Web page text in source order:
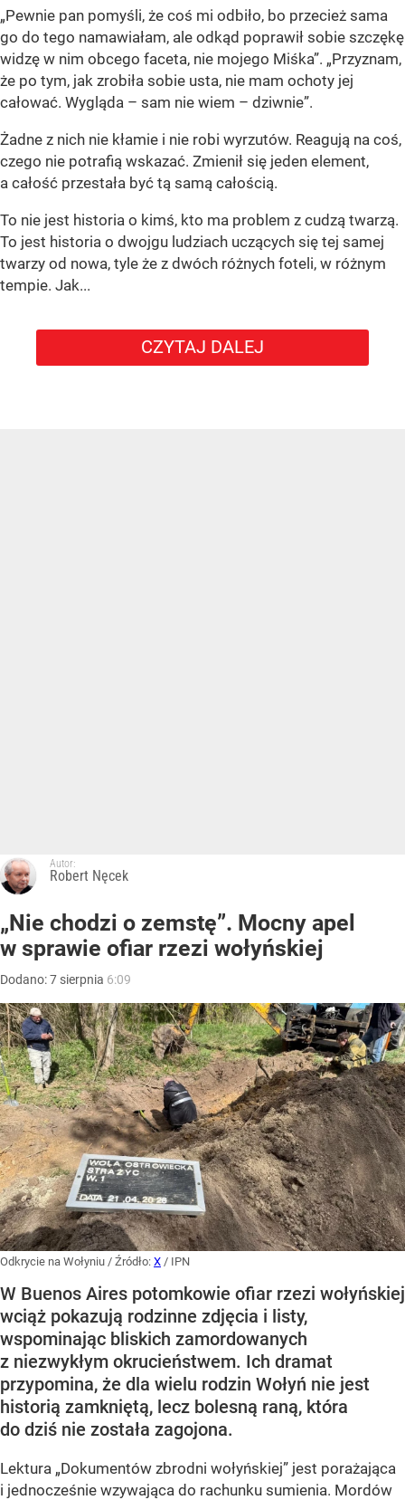
„Pewnie pan pomyśli, że coś mi odbiło, bo przecież sama
go do tego namawiałam, ale odkąd poprawił sobie szczękę
widzę w nim obcego faceta, nie mojego Miśka”. „Przyznam,
że po tym, jak zrobiła sobie usta, nie mam ochoty jej
całować. Wygląda – sam nie wiem – dziwnie”.
Żadne z nich nie kłamie i nie robi wyrzutów. Reagują na coś,
czego nie potrafią wskazać. Zmienił się jeden element,
a całość przestała być tą samą całością.
To nie jest historia o kimś, kto ma problem z cudzą twarzą.
To jest historia o dwojgu ludziach uczących się tej samej
twarzy od nowa, tyle że z dwóch różnych foteli, w różnym
tempie. Jak...
CZYTAJ DALEJ
Autor:
Robert Nęcek
„Nie chodzi o zemstę”. Mocny apel
w sprawie ofiar rzezi wołyńskiej
Dodano:7 sierpnia 6:09
Odkrycie na Wołyniu / Źródło: X / IPN
W Buenos Aires potomkowie ofiar rzezi wołyńskiej
wciąż pokazują rodzinne zdjęcia i listy,
wspominając bliskich zamordowanych
z niezwykłym okrucieństwem. Ich dramat
przypomina, że dla wielu rodzin Wołyń nie jest
historią zamkniętą, lecz bolesną raną, która
do dziś nie została zagojona.
Lektura „Dokumentów zbrodni wołyńskiej” jest porażająca
i jednocześnie wzywająca do rachunku sumienia. Mordów